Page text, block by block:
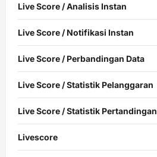
Live Score / Analisis Instan
Live Score / Notifikasi Instan
Live Score / Perbandingan Data
Live Score / Statistik Pelanggaran
Live Score / Statistik Pertandingan
Livescore